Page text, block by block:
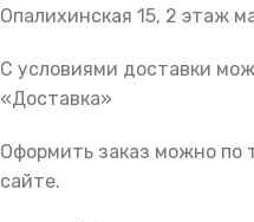
Опалихинская 15, 2 этаж
С условиями доставки
«Доставка»
Оформить заказ можно по
сайте.